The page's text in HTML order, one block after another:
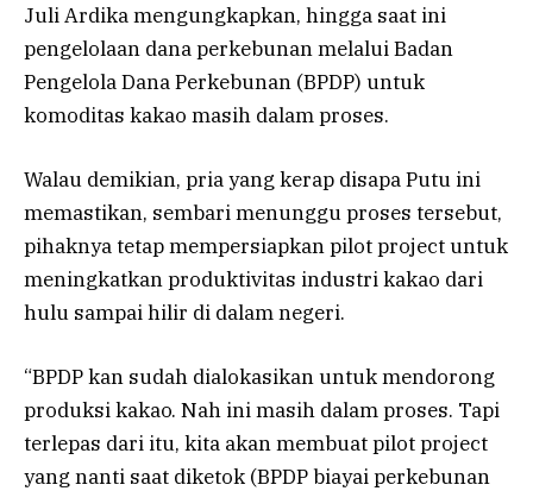
Juli Ardika mengungkapkan, hingga saat ini
pengelolaan dana perkebunan melalui Badan
Pengelola Dana Perkebunan (BPDP) untuk
komoditas kakao masih dalam proses.
Walau demikian, pria yang kerap disapa Putu ini
memastikan, sembari menunggu proses tersebut,
pihaknya tetap mempersiapkan pilot project untuk
meningkatkan produktivitas industri kakao dari
hulu sampai hilir di dalam negeri.
“BPDP kan sudah dialokasikan untuk mendorong
produksi kakao. Nah ini masih dalam proses. Tapi
terlepas dari itu, kita akan membuat pilot project
yang nanti saat diketok (BPDP biayai perkebunan